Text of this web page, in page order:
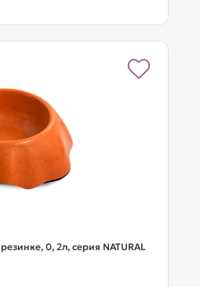
0, 2л, серия NATURAL